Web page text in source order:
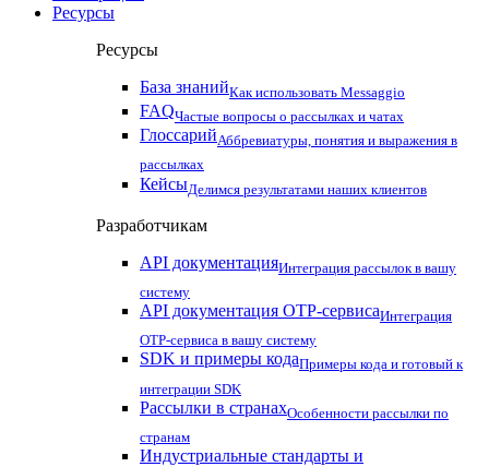
Ресурсы
Ресурсы
База знанийКак использовать Messaggio
FAQЧастые вопросы о рассылках и чатах
ГлоссарийАббревиатуры, понятия и выражения в
рассылках
КейсыДелимся результатами наших клиентов
Разработчикам
API документацияИнтеграция рассылок в вашу
систему
API документация OTP-сервисаИнтеграция
OTP-сервиса в вашу систему
SDK и примеры кодаПримеры кода и готовый к
интеграции SDK
Рассылки в странахОсобенности рассылки по
странам
Индустриальные стандарты и